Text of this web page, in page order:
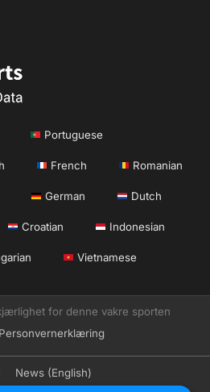
Portuguese
French Romanian
German Dutch
Croatian Indonesian
Vietnamese
for denne vakre sporten
Personvernerklæring
News (English)